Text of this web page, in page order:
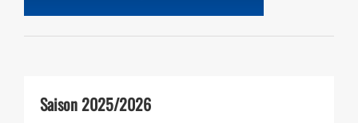
Saison 2025/2026